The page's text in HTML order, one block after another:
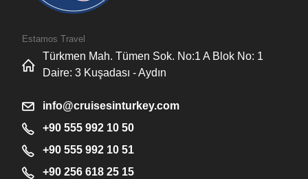
Estamos Travel
Türkmen Mah. Tümen Sok. No:1 A Blok No: 1
Daire: 3 Kuşadası - Aydın
info@cruisesinturkey.com
+90 555 992 10 50
+90 555 992 10 51
+90 256 618 25 15